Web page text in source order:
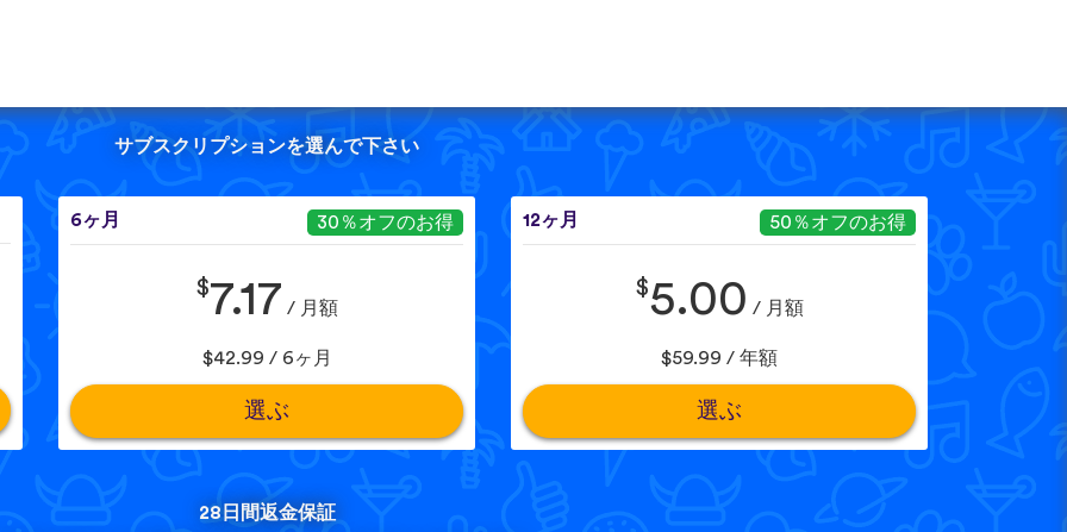
サブスクリプションを選んで下さい
6ヶ月 30％オフのお得
$7.17 / 月額
$42.99 / 6ヶ月
選ぶ
12ヶ月 50％オフのお得
$5.00 / 月額
$59.99 / 年額
選ぶ
28日間返金保証